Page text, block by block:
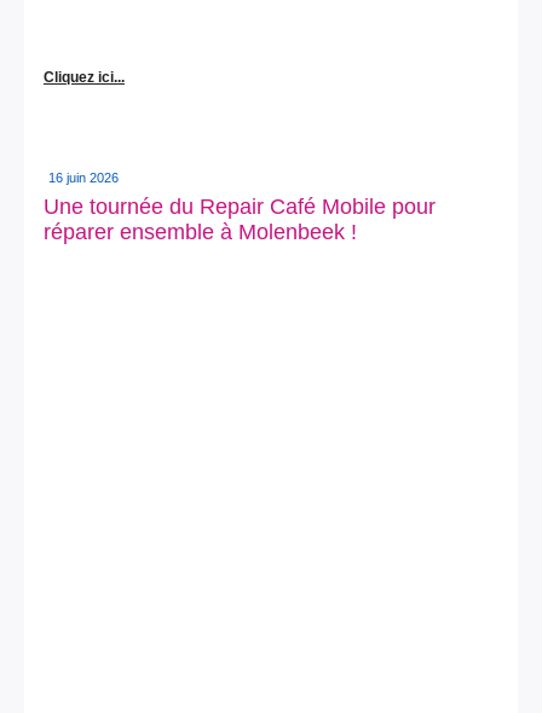
Cliquez ici...
16 juin 2026
Une tournée du Repair Café Mobile pour
réparer ensemble à Molenbeek !